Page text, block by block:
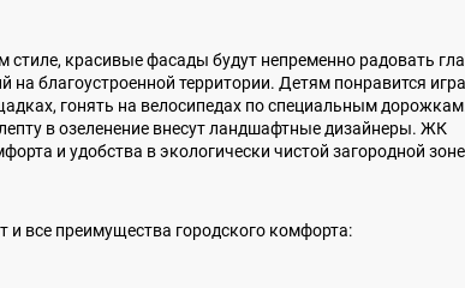
красивые фасады будут непременно радовать
благоустроенной территории. Детям понравится
гонять на велосипедах по специальным
в озеленение внесут ландшафтные дизайнеры. ЖК
и удобства в экологически чистой загородной
и все преимущества городского комфорта: